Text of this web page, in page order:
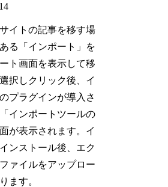
イトの記事を移す場
る「インポート」を
ト画面を表示して移
択しクリック後、イ
プラグインが導入さ
インポートツールの
が表示されます。イ
ンストール後、エク
ァイルをアップロー
ます。